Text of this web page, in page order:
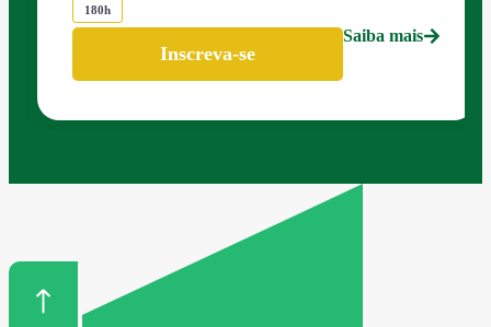
180h
Inscreva-se
Saiba mais